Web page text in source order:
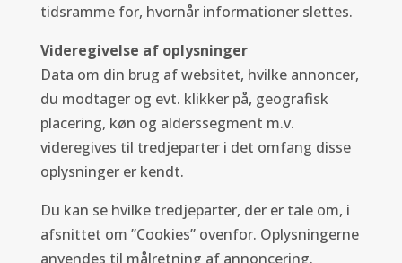
tidsramme for, hvornår informationer slettes.
Videregivelse af oplysninger
Data om din brug af websitet, hvilke annoncer,
du modtager og evt. klikker på, geografisk
placering, køn og alderssegment m.v.
videregives til tredjeparter i det omfang disse
oplysninger er kendt.
Du kan se hvilke tredjeparter, der er tale om, i
afsnittet om ”Cookies” ovenfor. Oplysningerne
anvendes til målretning af annoncering.